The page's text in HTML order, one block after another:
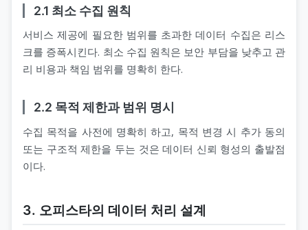
2.1 최소 수집 원칙
서비스 제공에 필요한 범위를 초과한 데이터 수집은 리스
크를 증폭시킨다. 최소 수집 원칙은 보안 부담을 낮추고 관
리 비용과 책임 범위를 명확히 한다.
2.2 목적 제한과 범위 명시
수집 목적을 사전에 명확히 하고, 목적 변경 시 추가 동의
또는 구조적 제한을 두는 것은 데이터 신뢰 형성의 출발점
이다.
3. 오피스타의 데이터 처리 설계